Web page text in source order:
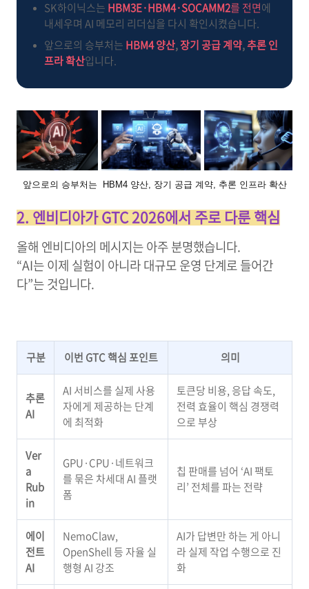
SK하이닉스는 HBM3E·HBM4·SOCAMM2를 전면에
내세우며 AI 메모리 리더십을 다시 확인시켰습니다.
앞으로의 승부처는 HBM4 양산,장기 공급 계약,추론 인
프라 확산입니다.
앞으로의 승부처는 HBM4 양산, 장기 공급 계약, 추론 인프라 확산
2. 엔비디아가 GTC 2026에서 주로 다룬 핵심
올해 엔비디아의 메시지는 아주 분명했습니다.
“AI는 이제 실험이 아니라 대규모 운영 단계로 들어간
다”는 것입니다.
구분 이번 GTC 핵심 포인트 의미
추론
AI
AI 서비스를 실제 사용
자에게 제공하는 단계
에 최적화
토큰당 비용, 응답 속도,
전력 효율이 핵심 경쟁력
으로 부상
Ver
a
Rub
in
GPU·CPU·네트워크
를 묶은 차세대 AI 플랫
폼
칩 판매를 넘어 ‘AI 팩토
리’ 전체를 파는 전략
에이
전트
AI
NemoClaw,
OpenShell 등 자율 실
행형 AI 강조
AI가 답변만 하는 게 아니
라 실제 작업 수행으로 진
화